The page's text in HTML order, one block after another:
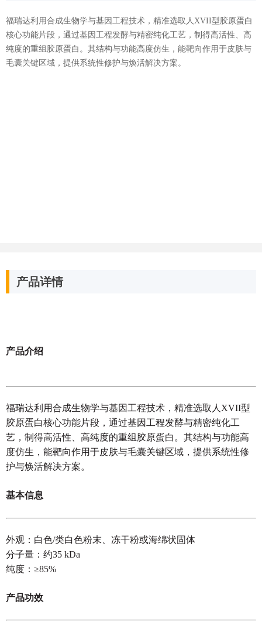
福瑞达利用合成生物学与基因工程技术，精准选取人XVII型胶原蛋白
核心功能片段，通过基因工程发酵与精密纯化工艺，制得高活性、高
纯度的重组胶原蛋白。其结构与功能高度仿生，能靶向作用于皮肤与
毛囊关键区域，提供系统性修护与焕活解决方案。
产品详情
产品介绍
福瑞达利用合成生物学与基因工程技术，精准选取人XVII型
胶原蛋白核心功能片段，通过基因工程发酵与精密纯化工
艺，制得高活性、高纯度的重组胶原蛋白。其结构与功能高
度仿生，能靶向作用于皮肤与毛囊关键区域，提供系统性修
护与焕活解决方案。
基本信息
外观：白色/类白色粉末、冻干粉或海绵状固体
分子量：约35 kDa
纯度：≥85%
产品功效